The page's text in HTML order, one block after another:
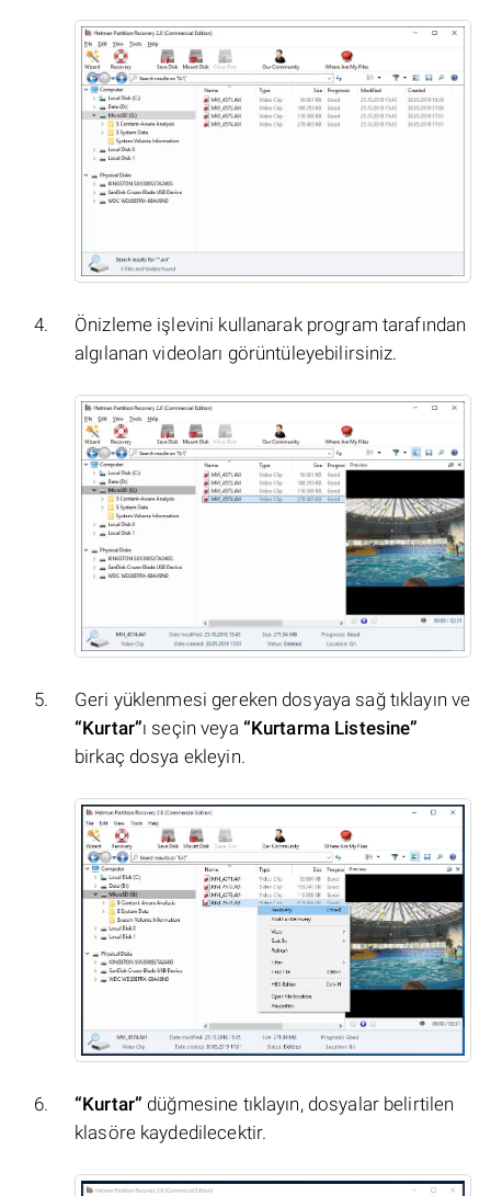
Önizleme işlevini kullanarak program tarafından
algılanan videoları görüntüleyebilirsiniz.
Geri yüklenmesi gereken dosyaya sağ tıklayın ve
“Kurtar”ı seçin veya “Kurtarma Listesine”
birkaç dosya ekleyin.
“Kurtar” düğmesine tıklayın, dosyalar belirtilen
klasöre kaydedilecektir.